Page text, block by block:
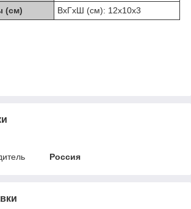
(см)
ВхГхШ (см): 12х10х3
Россия